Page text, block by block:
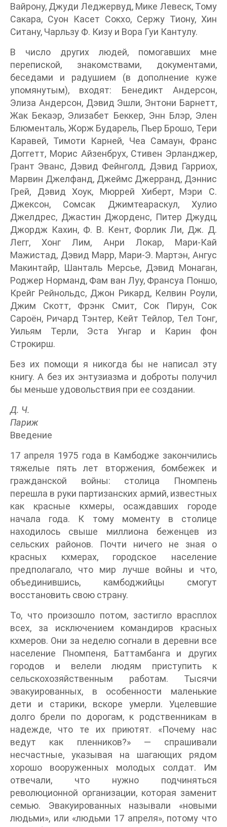
Вайрону, Джуди Леджервуд, Мике Левеск, Тому
Сакара, Суон Касет Сокхо, Сержу Тиону, Хин
Ситану, Чарльзу Ф. Кизу и Вора Гуи Кантулу.
В число других людей, помогавших мне
перепиской, знакомствами, документами,
беседами и радушием (в дополнение куже
упомянутым), входят: Бенедикт Андерсон,
Элиза Андерсон, Дэвид Эшли, Энтони Барнетт,
Жак Бекаэр, Элизабет Беккер, Энн Блэр, Элен
Блюменталь, Жорж Бударель, Пьер Брошо, Тери
Каравей, Тимоти Карней, Чеа Самаун, Франс
Доггетт, Морис Айзенбрух, Стивен Эрланджер,
Грант Эванс, Дэвид Фейнголд, Дэвид Гарриох,
Марвин Джелфанд, Джеймс Джерранд, Дэннис
Грей, Дэвид Хоук, Мюррей Хиберт, Мэри С.
Джексон, Сомсак Джимтеараскул, Хулио
Джелдрес, Джастин Джорденс, Питер Джудц,
Джордж Кахин, Ф. В. Кент, Форлик Ли, Дж. Д.
Легг, Хонг Лим, Анри Локар, Мари-Кай
Мажистад, Дэвид Марр, Мари-Э. Мартэн, Ангус
Макинтайр, Шанталь Мерсье, Дэвид Монаган,
Роджер Норманд, Фам ван Луу, Франсуа Поншо,
Крейг Рейнольдс, Джон Рикард, Келвин Роули,
Джим Скотт, Фрэнк Смит, Сок Пирун, Сок
Сароён, Ричард Тэнтер, Кейт Тейлор, Тел Тонг,
Уильям Терли, Эста Унгар и Карин фон
Строкирш.
Без их помощи я никогда бы не написал эту
книгу. А без их энтузиазма и доброты получил
бы меньше удовольствия при ее создании.
Д. Ч.
Париж
Введение
17 апреля 1975 года в Камбодже закончились
тяжелые пять лет вторжения, бомбежек и
гражданской войны: столица Пномпень
перешла в руки партизанских армий, известных
как красные кхмеры, осаждавших городе
начала года. К тому моменту в столице
находилось свыше миллиона беженцев из
сельских районов. Почти ничего не зная о
красных кхмерах, городское население
предполагало, что мир лучше войны и что,
объединившись, камбоджийцы смогут
восстановить свою страну.
То, что произошло потом, застигло врасплох
всех, за исключением командиров красных
кхмеров. Они за неделю согнали в деревни все
население Пномпеня, Баттамбанга и других
городов и велели людям приступить к
сельскохозяйственным работам. Тысячи
эвакуированных, в особенности маленькие
дети и старики, вскоре умерли. Уцелевшие
долго брели по дорогам, к родственникам в
надежде, что те их приютят. «Почему нас
ведут как пленников?» — спрашивали
несчастные, указывая на шагающих рядом
хорошо вооруженных молодых солдат. Им
отвечали, что нужно подчиняться
революционной организации, которая заменит
семью. Эвакуированных называли «новыми
людьми», или «людьми 17 апреля», потому что